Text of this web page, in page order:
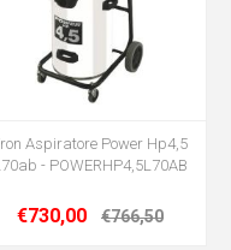
Aspiratore Power Hp4,5
- POWERHP4,5L70AB
€730,00 €766,50